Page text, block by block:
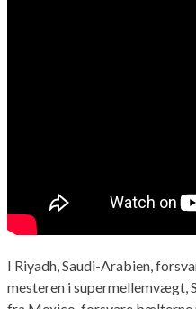
I Riyadh, Saudi-Arabien,
mesteren i supermellemvægt,